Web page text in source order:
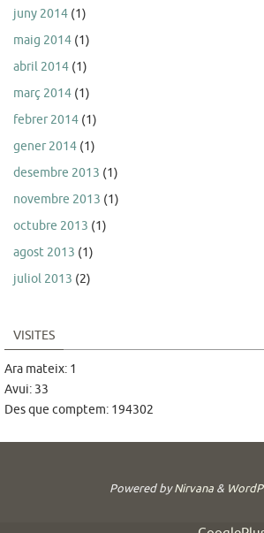
juny 2014 (1)
maig 2014 (1)
abril 2014 (1)
març 2014 (1)
febrer 2014 (1)
gener 2014 (1)
desembre 2013 (1)
novembre 2013 (1)
octubre 2013 (1)
agost 2013 (1)
juliol 2013 (2)
VISITES
Ara mateix: 1
Avui: 33
Des que comptem: 194302
Powered byNirvana&